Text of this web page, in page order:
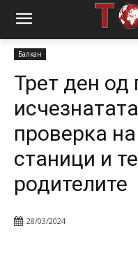
Почетна Балкан
Балкан
Трет ден од
проверка
станици и
родителите
28/03/2024